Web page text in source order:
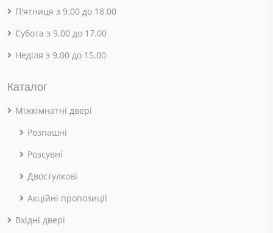
П'ятниця з 9.00 до 18.00
Субота з 9.00 до 17.00
Неділя з 9.00 до 15.00
Каталог
Міжкімнатні двері
Розпашні
Розсувні
Двостулкові
Акційні пропозиції
Вхідні двері